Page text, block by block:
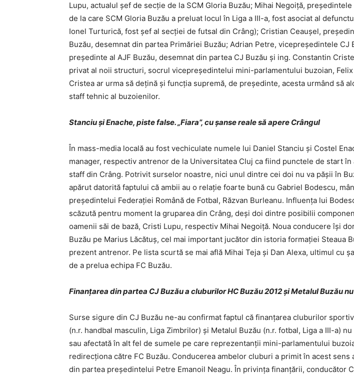
Lupu, actualul şef de secţie de la SCM Gloria Buzău; Mihai Negoiţă, preşedintele
de la care SCM Gloria Buzău a preluat locul în Liga a III-a, fost asociat al
Ionel Turturică, fost şef al secţiei de futsal din Crâng); Cristian Ceauşel,
Buzău, desemnat din partea Primăriei Buzău; Adrian Petre, vicepreşedintele CJ
preşedinte al AJF Buzău, desemnat din partea CJ Buzău şi ing. Constantin
privat al noii structuri, socrul vicepreşedintelui mini-parlamentului buzoian, Felix
Cristea ar urma să deţină şi funcţia supremă, de preşedinte, acesta urmând să
staff tehnic al buzoienilor.
Stanciu şi Enache, piste false. „Fiara”, cu şanse reale să apere Crângul
În mass-media locală au fost vechiculate numele lui Daniel Stanciu şi Costel
manager, respectiv antrenor de la Universitatea Cluj ca fiind punctele de start
staff din Crâng. Potrivit surselor noastre, nici unul dintre cei doi nu va păşii în
apărut datorită faptului că ambii au o relaţie foarte bună cu Gabriel Bodescu,
preşedintelui Federaţiei Română de Fotbal, Răzvan Burleanu. Influenţa lui
scăzută pentru moment la gruparea din Crâng, deşi doi dintre posibilii
oamenii săi de bază, Cristi Lupu, respectiv Mihai Negoiţă. Noua conducere îşi
Buzău pe Marius Lăcătuş, cel mai important jucător din istoria formaţiei Steaua
prezent antrenor. Pe lista scurtă se mai află Mihai Teja şi Dan Alexa, ultimul cu
de a prelua echipa FC Buzău.
Finanţarea din partea CJ Buzău a cluburilor HC Buzău 2012 şi Metalul Buzău
Surse sigure din CJ Buzău ne-au confirmat faptul că finanţarea cluburilor
(n.r. handbal masculin, Liga Zimbrilor) şi Metalul Buzău (n.r. fotbal, Liga a III-a)
sau afectată în alt fel de sumele pe care reprezentanţii mini-parlamentului
redirecţiona către FC Buzău. Conducerea ambelor cluburi a primit în acest sens
din partea preşedintelui Petre Emanoil Neagu. În privinţa finanţării, conducător